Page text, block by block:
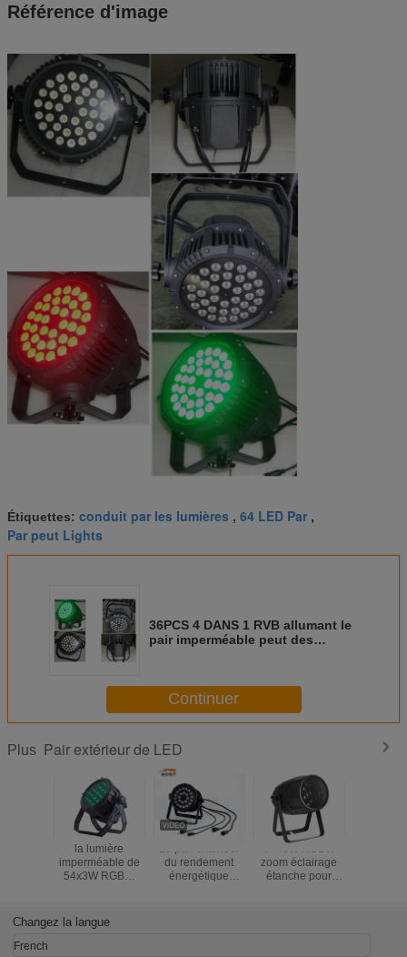
Référence d'image
Étiquettes: conduit par les lumières , 64 LED Par ,
Par peut Lights
36PCS 4 DANS 1 RVB allumant le
pair imperméable peut des
Continuer
Plus Pair extérieur de LED
la lumière
imperméable de
54x3W RGBW
du rendement
énergétique
zoom éclairage
étanche pour
Changez la langue
French